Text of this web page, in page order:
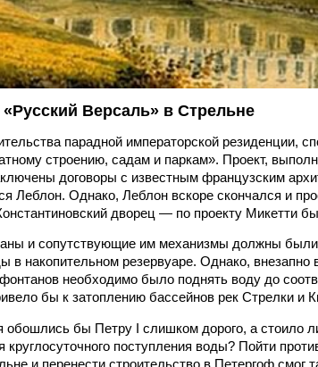
«Русский Версаль» в Стрельне
парадной императорской резиденции,
строению, садам и паркам». Проект,
договоры с известным французским
Леблон. Однако, Леблон вскоре скончался и
дворец — по проекту Микетти
и сопутствующие им механизмы должны были
накопительном резервуаре. Однако, внезапно
необходимо было поднять воду до
бы к затоплению бассейнов рек Стрелки и
бы Петру I слишком дорого, а стоило
поступления воды? Пойти